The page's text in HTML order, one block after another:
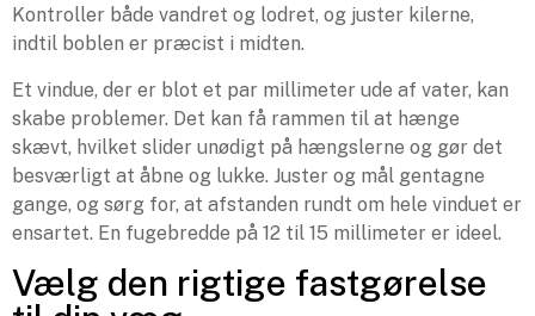
Kontroller både vandret og lodret, og juster kilerne,
indtil boblen er præcist i midten.
Et vindue, der er blot et par millimeter ude af vater, kan
skabe problemer. Det kan få rammen til at hænge
skævt, hvilket slider unødigt på hængslerne og gør det
besværligt at åbne og lukke. Juster og mål gentagne
gange, og sørg for, at afstanden rundt om hele vinduet er
ensartet. En fugebredde på 12 til 15 millimeter er ideel.
Vælg den rigtige fastgørelse